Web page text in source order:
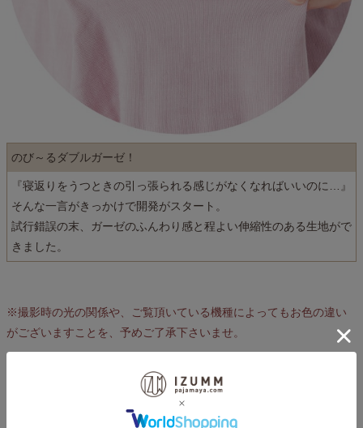
のび～るダブルガーゼ！
『寝返りをうつときの引っ張られる感じがなくなればいいのに…』
そんな一言がきっかけで開発がスタート。
試行錯誤の末、ガーゼのふんわり感と程よい伸縮性のある生地がで
きました。
※撮影時の光の関係や、ご覧頂いている機種によってもお色の違い
がございますことを、予めご了承下さいませ。